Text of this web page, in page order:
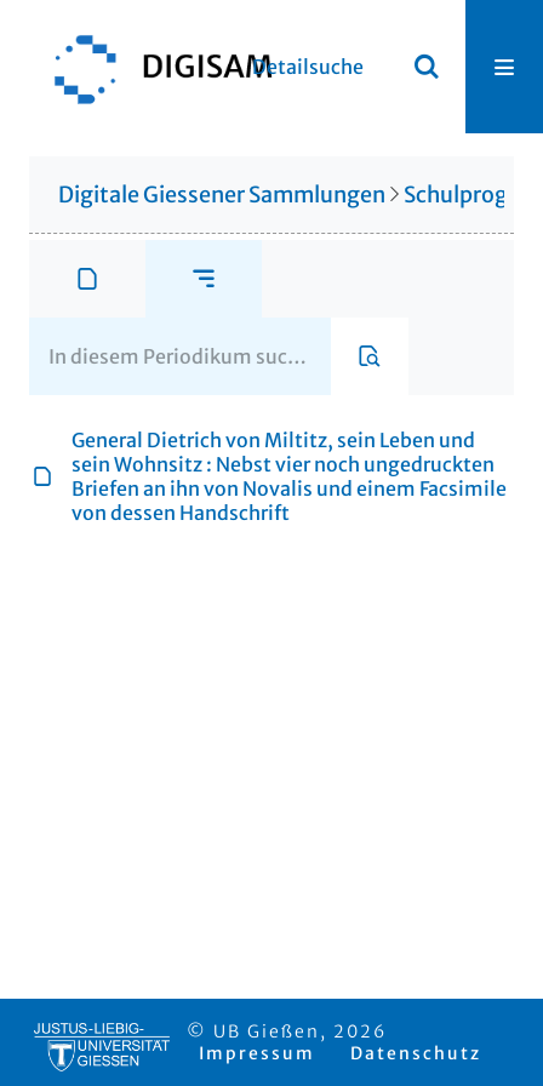
Detailsuche
Digitale Giessener Sammlungen
General Dietrich von Miltitz, sein Leben und
sein Wohnsitz : Nebst vier noch ungedruckten
Briefen an ihn von Novalis und einem Facsimile
von dessen Handschrift
© UB Gießen, 2026
Impressum
Datenschutz